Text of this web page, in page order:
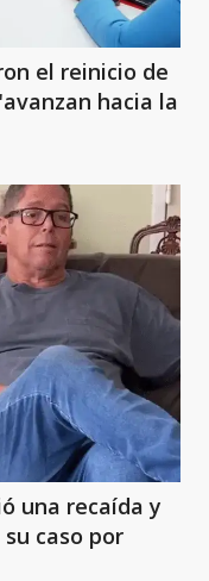
el reinicio de
hacia la
una recaída y
caso por